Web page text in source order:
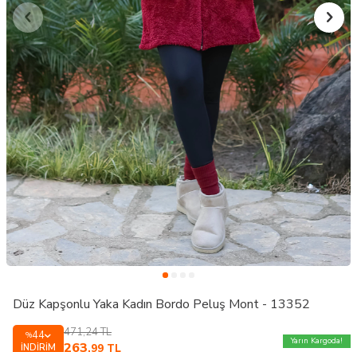
Düz Kapşonlu Yaka Kadın Bordo Peluş Mont - 13352
%44
İNDIRIM
471,24TL
263 Yarın Kargoda!